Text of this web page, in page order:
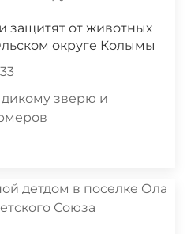
защитят от животных
округе Колымы
зверю и